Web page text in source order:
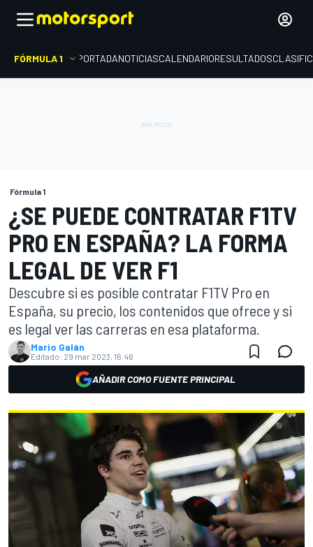
FÓRMULA 1 PORTADANOTICIASCALENDARIORESULTADOS
Fórmula 1
¿SE PUEDE CONTRATAR F1TV
PRO EN ESPAÑA? LA FORMA
LEGAL DE VER F1
Descubre si es posible contratar F1TV Pro en
España, su precio, los contenidos que ofrece y si
es legal ver las carreras en esa plataforma.
Mario Galán
Editado: 29 mar 2023, 16:46
AÑADIR COMO FUENTE PRINCIPAL